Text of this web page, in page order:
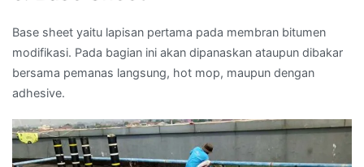
Base sheet yaitu lapisan pertama pada membran bitumen
modifikasi. Pada bagian ini akan dipanaskan ataupun dibakar
bersama pemanas langsung, hot mop, maupun dengan
adhesive.